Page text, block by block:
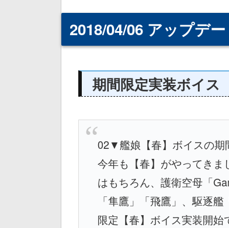
2018/04/06 アップデー
期間限定実装ボイス
02▼艦娘【春】ボイスの期
今年も【春】がやってき
はもちろん、護衛空母「
「隼鷹」「飛鷹」、駆逐
限定【春】ボイス実装開始